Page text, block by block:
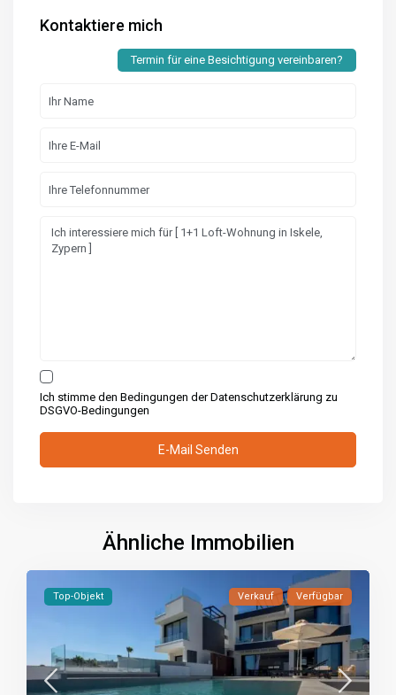
Kontaktiere mich
Termin für eine Besichtigung vereinbaren?
Ich stimme den Bedingungen der Datenschutzerklärung zu
DSGVO-Bedingungen
Ähnliche Immobilien
Top-Objekt Verkauf Verfügbar